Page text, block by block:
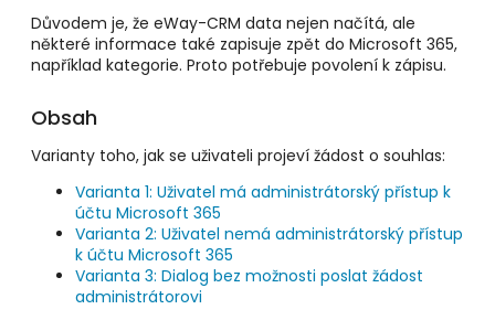
Důvodem je, že eWay-CRM data nejen načítá, ale
některé informace také zapisuje zpět do Microsoft 365,
například kategorie. Proto potřebuje povolení k zápisu.
Obsah
Varianty toho, jak se uživateli projeví žádost o souhlas:
Varianta 1: Uživatel má administrátorský přístup k
účtu Microsoft 365
Varianta 2: Uživatel nemá administrátorský přístup
k účtu Microsoft 365
Varianta 3: Dialog bez možnosti poslat žádost
administrátorovi